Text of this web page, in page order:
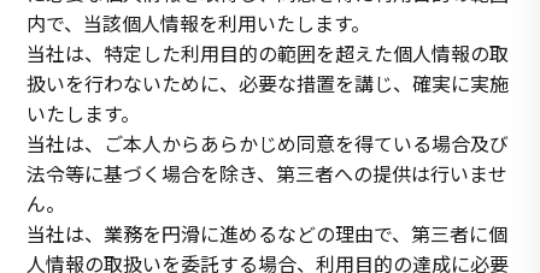
内で、当該個人情報を利用いたします。
当社は、特定した利用目的の範囲を超えた個人情報の取
扱いを行わないために、必要な措置を講じ、確実に実施
いたします。
当社は、ご本人からあらかじめ同意を得ている場合及び
法令等に基づく場合を除き、第三者への提供は行いませ
ん。
当社は、業務を円滑に進めるなどの理由で、第三者に個
人情報の取扱いを委託する場合、利用目的の達成に必要